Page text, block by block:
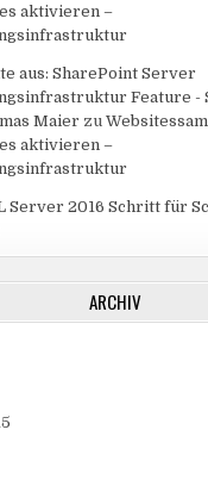
aktivieren –
aus: SharePoint Server
Feature -
Maier zu
aktivieren –
Server 2016 Schritt für
ARCHIV